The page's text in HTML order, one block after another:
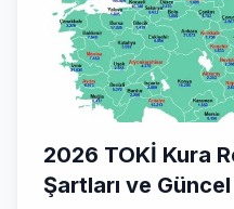
2026 TOKİ Kura
Şartları ve